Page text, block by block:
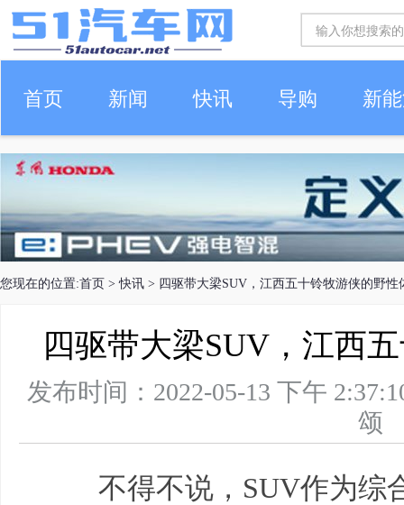
首页 新闻 快讯 导购 新
车生活
您现在的位置:首页 >快讯 > 四驱带大梁SUV，江西五十铃牧游侠的野性
四驱带大梁SUV，江西
发布时间：2022-05-13 下午
不得不说，SUV作为综